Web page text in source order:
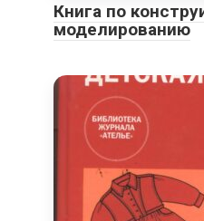
Книга по
моделированию